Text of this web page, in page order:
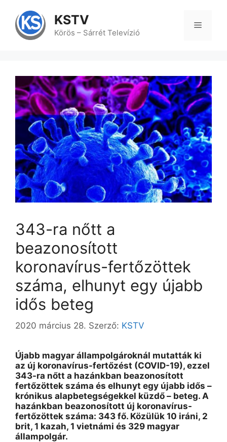
tartalomba
KSTV
Körös – Sárrét Televízió
Menü
343-ra nőtt a
beazonosított
koronavírus-fertőzöttek
száma, elhunyt egy újabb
idős beteg
2020 március 28. Szerző: KSTV
Újabb magyar állampolgároknál mutatták ki
az új koronavírus-fertőzést (COVID-19), ezzel
343-ra nőtt a hazánkban beazonosított
fertőzöttek száma és elhunyt egy újabb idős –
krónikus alapbetegségekkel küzdő – beteg. A
hazánkban beazonosított új koronavírus-
fertőzöttek száma: 343 fő. Közülük 10 iráni, 2
brit, 1 kazah, 1 vietnámi és 329 magyar
állampolgár.